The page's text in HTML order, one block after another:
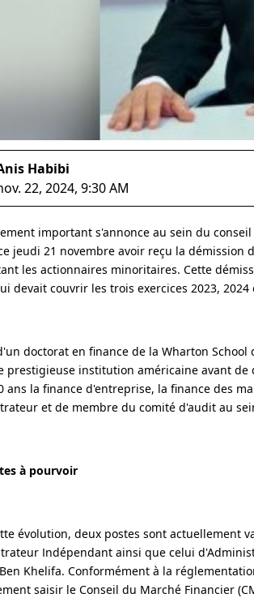
Habibi
22, 2024, 9:30 AM
important s'annonce au sein du
jeudi 21 novembre avoir reçu la
les actionnaires minoritaires. Cette
devait couvrir les trois exercices 2023, 2024
doctorat en finance de la Wharton
prestigieuse institution américaine avant
ans la finance d'entreprise, la finance des
et de membre du comité d'audit au
à pourvoir
évolution, deux postes sont actuellement
Indépendant ainsi que celui
Khelifa. Conformément à la
saisir le Conseil du Marché Financier